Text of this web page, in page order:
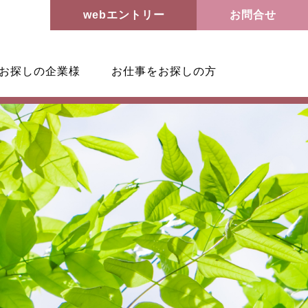
webエントリー お問合せ
探しの企業様 お仕事をお探しの方